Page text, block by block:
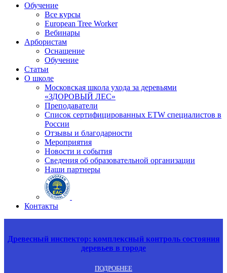
Обучение
Все курсы
European Tree Worker
Вебинары
Арбористам
Оснащение
Обучение
Статьи
О школе
Московская школа ухода за деревьями
«ЗДОРОВЫЙ ЛЕС»
Преподаватели
Список сертифицированных ETW специалистов в
России
Отзывы и благодарности
Мероприятия
Новости и события
Сведения об образовательной организации
Наши партнеры
Контакты
Древесный инспектор: комплексный контроль состояния
деревьев в городе
ПОДРОБНЕЕ